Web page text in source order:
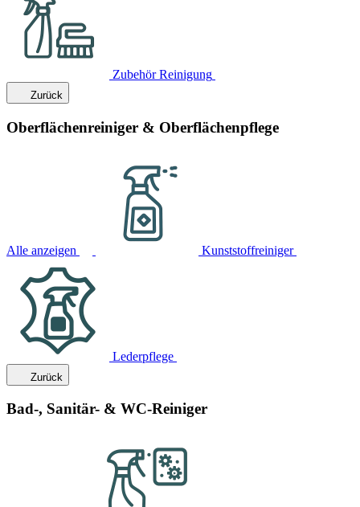
Zubehör Reinigung
Zurück
Oberflächenreiniger & Oberflächenpflege
Alle anzeigen Kunststoffreiniger
Lederpflege
Zurück
Bad-, Sanitär- & WC-Reiniger